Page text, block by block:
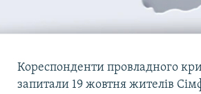
Кореспонденти провладного
запитали 19 жовтня жителів